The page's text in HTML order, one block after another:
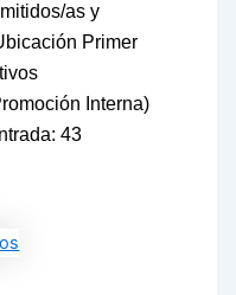
as y
Primer
Interna)
43